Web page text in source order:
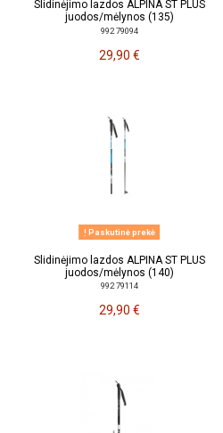
Slidinėjimo lazdos ALPINA ST PLUS
juodos/mėlynos (135)
992 79094
29,90 €
Paskutinė prekė
Slidinėjimo lazdos ALPINA ST PLUS
juodos/mėlynos (140)
992 79114
29,90 €